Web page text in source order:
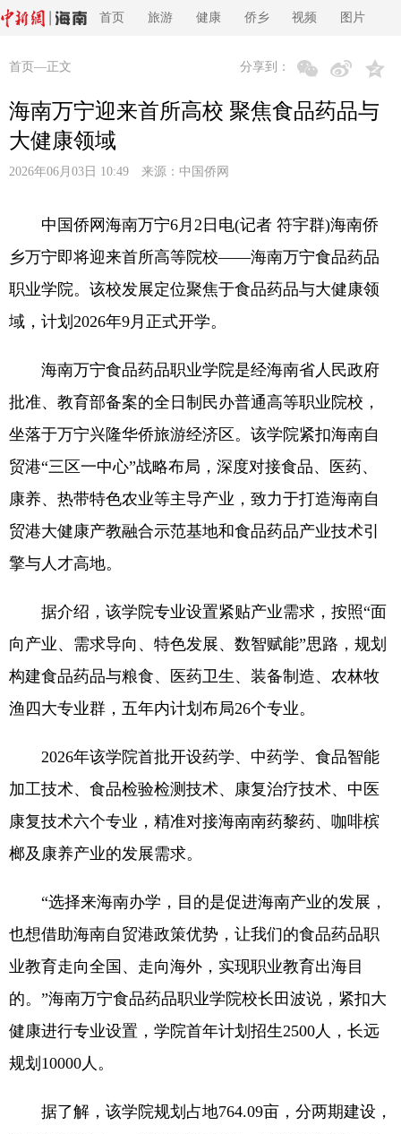
首页 旅游 健康 侨乡 视频 图片
首页 —正文 分享到：
海南万宁迎来首所高校 聚焦食品药品与
大健康领域
2026年06月03日 10:49 来源： 中国侨网
中国侨网海南万宁6月2日电(记者 符宇群)海南侨
乡万宁即将迎来首所高等院校——海南万宁食品药品
职业学院。该校发展定位聚焦于食品药品与大健康领
域，计划2026年9月正式开学。
海南万宁食品药品职业学院是经海南省人民政府
批准、教育部备案的全日制民办普通高等职业院校，
坐落于万宁兴隆华侨旅游经济区。该学院紧扣海南自
贸港“三区一中心”战略布局，深度对接食品、医药、
康养、热带特色农业等主导产业，致力于打造海南自
贸港大健康产教融合示范基地和食品药品产业技术引
擎与人才高地。
据介绍，该学院专业设置紧贴产业需求，按照“面
向产业、需求导向、特色发展、数智赋能”思路，规划
构建食品药品与粮食、医药卫生、装备制造、农林牧
渔四大专业群，五年内计划布局26个专业。
2026年该学院首批开设药学、中药学、食品智能
加工技术、食品检验检测技术、康复治疗技术、中医
康复技术六个专业，精准对接海南南药黎药、咖啡槟
榔及康养产业的发展需求。
“选择来海南办学，目的是促进海南产业的发展，
也想借助海南自贸港政策优势，让我们的食品药品职
业教育走向全国、走向海外，实现职业教育出海目
的。”海南万宁食品药品职业学院校长田波说，紧扣大
健康进行专业设置，学院首年计划招生2500人，长远
规划10000人。
据了解，该学院规划占地764.09亩，分两期建设，